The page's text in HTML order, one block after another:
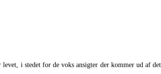
i stedet for de voks ansigter der kommer ud af